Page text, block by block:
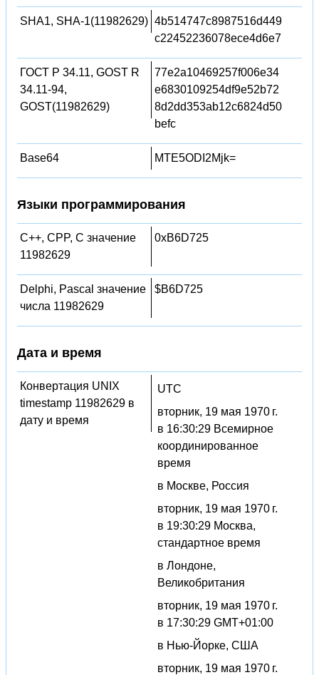
SHA1, SHA-1(11982629) 4b514747c8987516d449
c22452236078ece4d6e7
ГОСТ Р 34.11, GOST R
34.11-94,
GOST(11982629)
77e2a10469257f006e34
e6830109254df9e52b72
8d2dd353ab12c6824d50
befc
Base64 MTE5ODI2Mjk=
Языки программирования
C++, CPP, C значение
11982629
0xB6D725
Delphi, Pascal значение
числа 11982629
$B6D725
Дата и время
Конвертация UNIX
timestamp 11982629 в
дату и время
UTC
вторник, 19 мая 1970 г.
в 16:30:29 Всемирное
координированное
время
в Москве, Россия
вторник, 19 мая 1970 г.
в 19:30:29 Москва,
стандартное время
в Лондоне,
Великобритания
вторник, 19 мая 1970 г.
в 17:30:29 GMT+01:00
в Нью-Йорке, США
вторник, 19 мая 1970 г.